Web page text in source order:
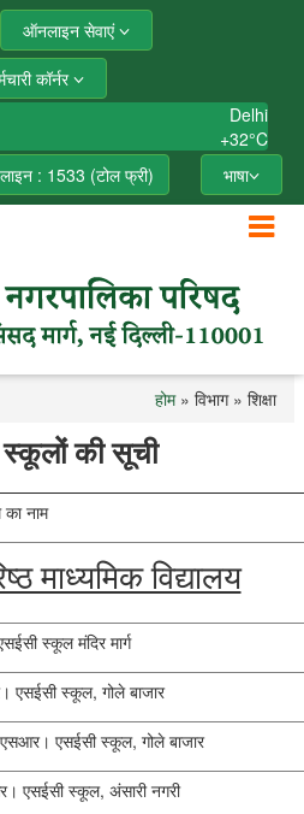
ऑनलाइन सेवाएं
कॉर्नर
Delhi
+32°C
: 1533 (टोल फ्री)
भाषा
होम» विभाग » शिक्षा
की सूची
नाम
माध्यमिक विद्यालय
स्कूल मंदिर मार्ग
एसईसीस्कूल, गोले बाजार
एसआर। एसईसीस्कूल, गोले बाजार
एसईसीस्कूल, अंसारी नगरी